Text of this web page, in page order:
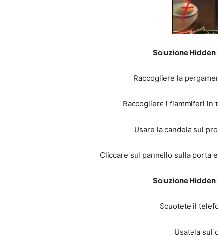
Soluzione
Raccogliere la
Raccogliere i fiammiferi in
Usare la candela sul
Cliccare sul pannello sulla porta
Soluzione
Scuotete il
Usatela sul